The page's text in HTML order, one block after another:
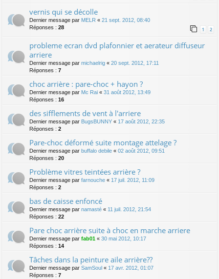
vernis qui se décolle
Dernier message par MELR « 21 sept. 2012, 08:40
Réponses : 28 1 2
probleme ecran dvd plafonnier et aerateur diffuseur
arriere
Dernier message par michaelrig « 20 sept. 2012, 17:11
Réponses : 7
choc arrière : pare-choc + hayon ?
Dernier message par Mc Rai « 31 août 2012, 13:49
Réponses : 16
des sifflements de vent à l'arriere
Dernier message par BugsBUNNY « 17 août 2012, 22:35
Réponses : 2
Pare-choc déformé suite montage attelage ?
Dernier message par buffalo debile « 02 août 2012, 09:51
Réponses : 20
Problème vitres teintées arrière ?
Dernier message par farnouche « 17 juil. 2012, 11:09
Réponses : 2
bas de caisse enfoncé
Dernier message par namasté « 11 juil. 2012, 21:54
Réponses : 22
Pare choc arrière suite à choc en marche arriere
Dernier message par fab01 « 30 mai 2012, 10:17
Réponses : 14
Tâches dans la peinture aile arrière??
Dernier message par SamSoul « 17 avr. 2012, 01:07
Réponses : 7